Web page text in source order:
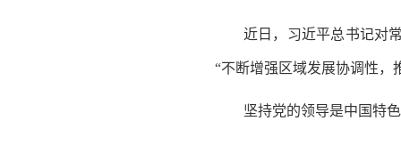
近日，习近平总书记对
“不断增强区域发展协调性，
坚持党的领导是中国特